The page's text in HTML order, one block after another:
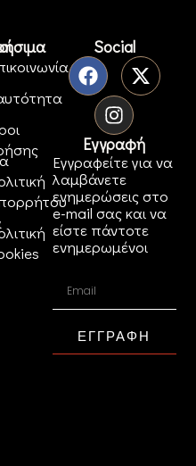
Social
Εγγραφή
Εγγραφείτε για να
λαμβάνετε
ενημερώσεις στο
e-mail σας και να
είστε πάντοτε
ενημερωμένοι
ΕΓΓΡΑΦΗ